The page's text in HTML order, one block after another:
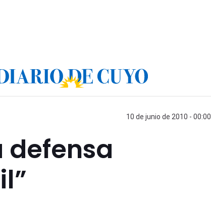
10 de junio de 2010 - 00:00
defensa